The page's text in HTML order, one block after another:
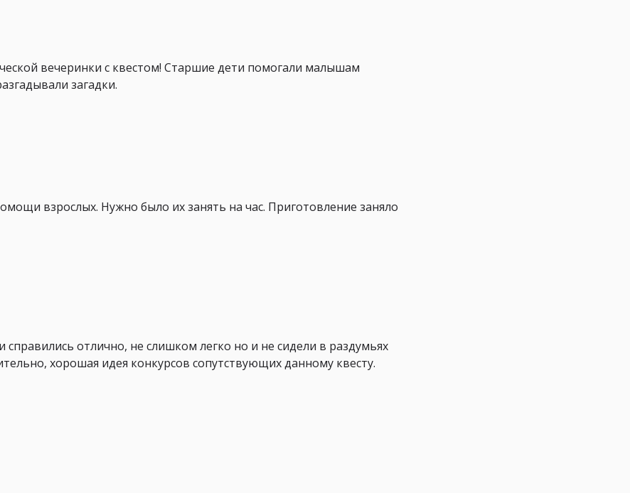
вечеринки с квестом! Старшие дети помогали малышам
загадки.
взрослых. Нужно было их занять на час. Приготовление заняло
справились отлично, не слишком легко но и не сидели в раздумьях
хорошая идея конкурсов сопутствующих данному квесту.